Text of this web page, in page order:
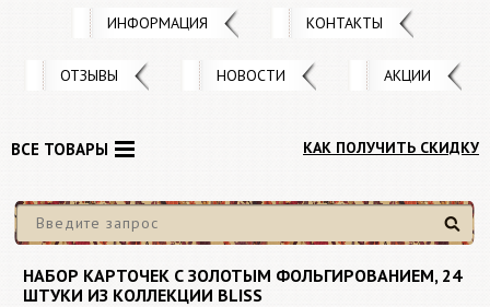
ИНФОРМАЦИЯ КОНТАКТЫ
ОТЗЫВЫ НОВОСТИ АКЦИИ
КАК ПОЛУЧИТЬ СКИДКУ
Найти
ВСЕ ТОВАРЫ
НАБОР КАРТОЧЕК С ЗОЛОТЫМ ФОЛЬГИРОВАНИЕМ, 24
ШТУКИ ИЗ КОЛЛЕКЦИИ BLISS